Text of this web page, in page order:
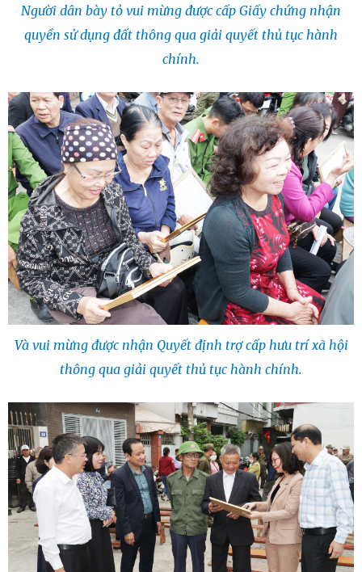
Người dân bày tỏ vui mừng được cấp Giấy chứng nhận
quyền sử dụng đất thông qua giải quyết thủ tục hành
chính.
Và vui mừng được nhận Quyết định trợ cấp hưu trí xã hội
thông qua giải quyết thủ tục hành chính.